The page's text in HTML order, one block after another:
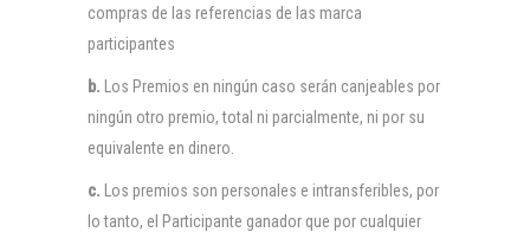
compras de las referencias de las marca
participantes
b.
Los Premios en ningún caso serán canjeables por
ningún otro premio, total ni parcialmente, ni por su
equivalente en dinero.
c.
Los premios son personales e intransferibles, por
lo tanto, el Participante ganador que por cualquier